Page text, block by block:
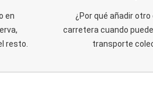
en
resto.
¿Por qué añadir otro
carretera cuando
transporte